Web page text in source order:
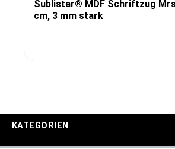
Sublistar® MDF Schriftzug
cm, 3 mm stark
KATEGORIEN